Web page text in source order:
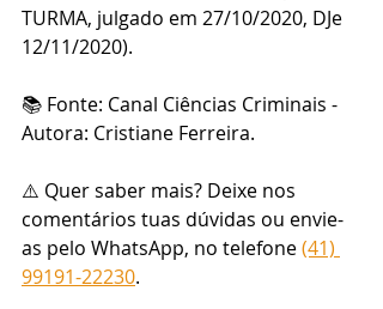
TURMA, julgado em 27/10/2020, DJe
12/11/2020).
📚 Fonte: Canal Ciências Criminais -
Autora: Cristiane Ferreira.
⚠️ Quer saber mais? Deixe nos
comentários tuas dúvidas ou envie-
as pelo WhatsApp, no telefone (41)
99191-22230.